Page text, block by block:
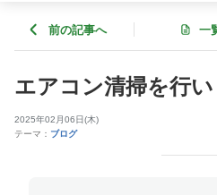
前の記事へ 一
エアコン清掃を行い
2025年02月06日(木)
テーマ： ブログ